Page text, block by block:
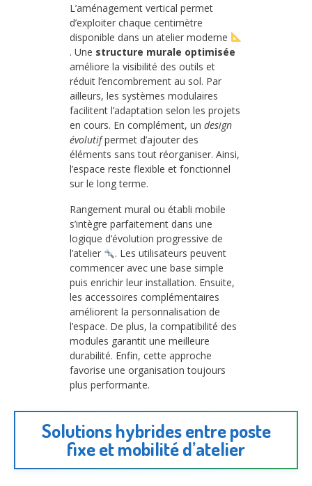
L’aménagement vertical permet
d’exploiter chaque centimètre
disponible dans un atelier moderne
. Une structure murale optimisée
améliore la visibilité des outils et
réduit l’encombrement au sol. Par
ailleurs, les systèmes modulaires
facilitent l’adaptation selon les projets
en cours. En complément, un design
évolutifpermet d’ajouter des
éléments sans tout réorganiser. Ainsi,
l’espace reste flexible et fonctionnel
sur le long terme.
Rangement mural ou établi mobile
s’intègre parfaitement dans une
logique d’évolution progressive de
l’atelier
. Les utilisateurs peuvent
commencer avec une base simple
puis enrichir leur installation. Ensuite,
les accessoires complémentaires
améliorent la personnalisation de
l’espace. De plus, la compatibilité des
modules garantit une meilleure
durabilité. Enfin, cette approche
favorise une organisation toujours
plus performante.
Solutions hybrides entre poste
fixe et mobilité d’atelier